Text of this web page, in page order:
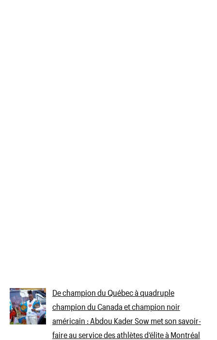
De champion du Québec à quadruple
champion du Canada et champion noir
américain : Abdou Kader Sow met son savoir-
faire au service des athlètes d’élite à Montréal